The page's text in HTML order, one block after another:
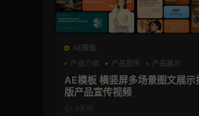
AE模板
产品介绍
产品宣传 产品展示
AE模板 横竖屏多场景图文展示
版产品宣传视频
3天前